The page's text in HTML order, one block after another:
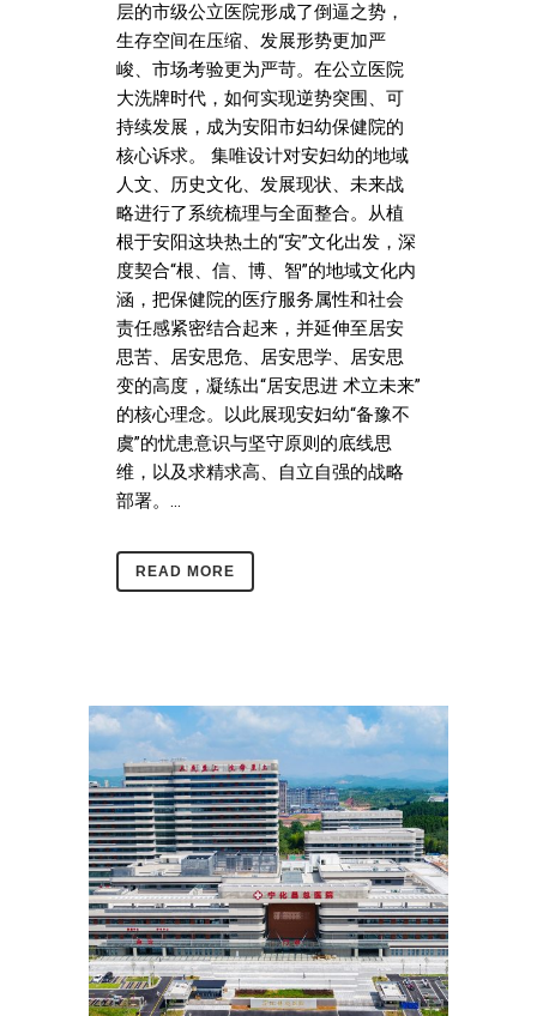
层的市级公立医院形成了倒逼之势，
生存空间在压缩、发展形势更加严
峻、市场考验更为严苛。在公立医院
大洗牌时代，如何实现逆势突围、可
持续发展，成为安阳市妇幼保健院的
核心诉求。 集唯设计对安妇幼的地域
人文、历史文化、发展现状、未来战
略进行了系统梳理与全面整合。从植
根于安阳这块热土的“安”文化出发，深
度契合“根、信、博、智”的地域文化内
涵，把保健院的医疗服务属性和社会
责任感紧密结合起来，并延伸至居安
思苦、居安思危、居安思学、居安思
变的高度，凝练出“居安思进 术立未来”
的核心理念。以此展现安妇幼“备豫不
虞”的忧患意识与坚守原则的底线思
维，以及求精求高、自立自强的战略
部署。...
READ MORE